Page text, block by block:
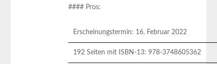
#### Pros:
Erscheinungstermin: 16. Februar 2022
192 Seiten mit ISBN-13: 978-3748605362